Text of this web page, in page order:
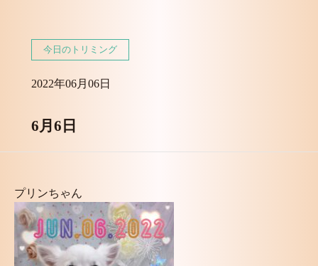
今日のトリミング
2022年06月06日
6月6日
プリンちゃん